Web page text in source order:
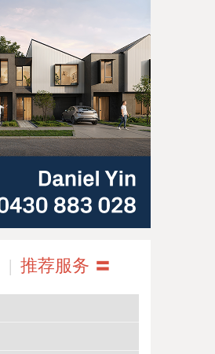
| 推荐服务 〓